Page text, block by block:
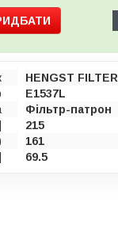
HENGST FILTER
E1537L
Фільтр-патрон
215
161
69.5